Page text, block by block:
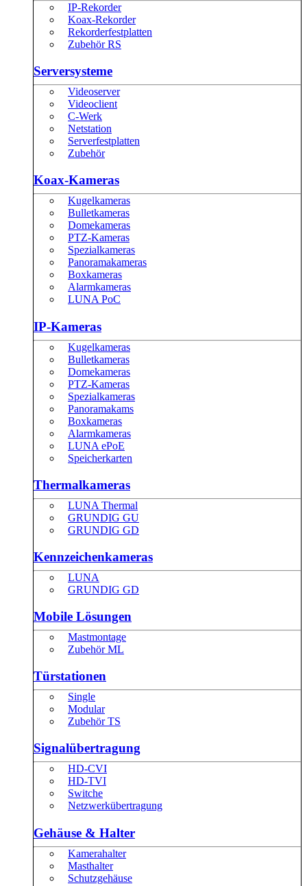
IP-Rekorder
Koax-Rekorder
Rekorderfestplatten
Zubehör RS
Serversysteme
Videoserver
Videoclient
C-Werk
Netstation
Serverfestplatten
Zubehör
Koax-Kameras
Kugelkameras
Bulletkameras
Domekameras
PTZ-Kameras
Spezialkameras
Panoramakameras
Boxkameras
Alarmkameras
LUNA PoC
IP-Kameras
Kugelkameras
Bulletkameras
Domekameras
PTZ-Kameras
Spezialkameras
Panoramakams
Boxkameras
Alarmkameras
LUNA ePoE
Speicherkarten
Thermalkameras
LUNA Thermal
GRUNDIG GU
GRUNDIG GD
Kennzeichenkameras
LUNA
GRUNDIG GD
Mobile Lösungen
Mastmontage
Zubehör ML
Türstationen
Single
Modular
Zubehör TS
Signalübertragung
HD-CVI
HD-TVI
Switche
Netzwerkübertragung
Gehäuse & Halter
Kamerahalter
Masthalter
Schutzgehäuse